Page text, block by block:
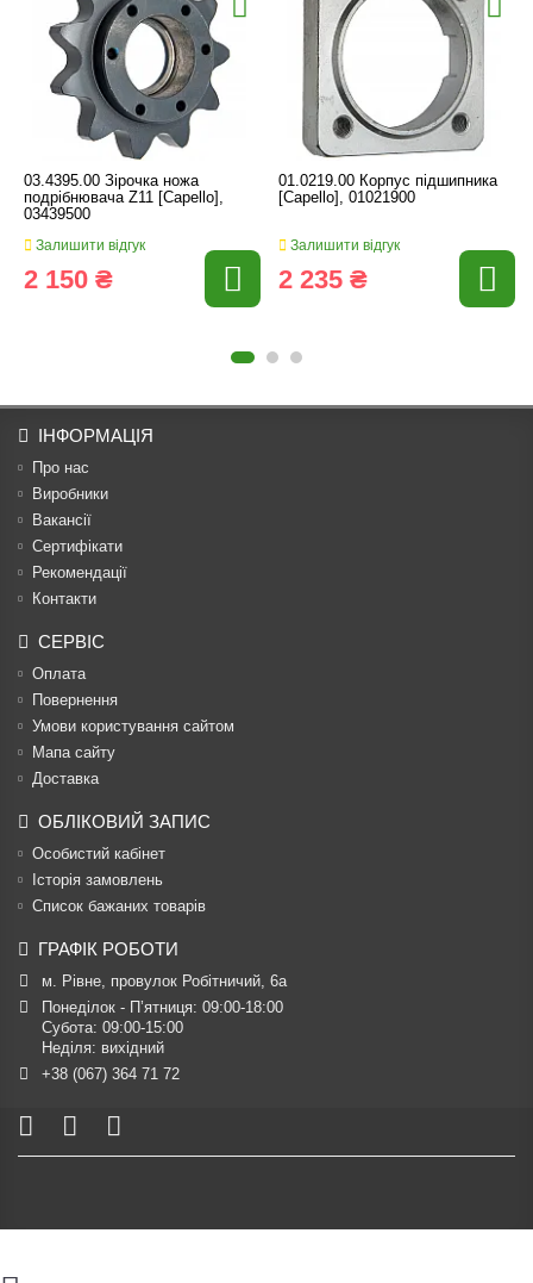
03.4395.00 Зірочка ножа
подрібнювача Z11 [Capello],
03439500
Залишити відгук
2 150 ₴
01.0219.00 Корпус підшипника
[Capello], 01021900
Залишити відгук
2 235 ₴
ІНФОРМАЦІЯ
Про нас
Виробники
Вакансії
Сертифікати
Рекомендації
Контакти
СЕРВІС
Оплата
Повернення
Умови користування сайтом
Мапа сайту
Доставка
ОБЛІКОВИЙ ЗАПИС
Особистий кабінет
Історія замовлень
Список бажаних товарів
ГРАФІК РОБОТИ
м. Рівне, провулок Робітничий, 6а
Понеділок - П’ятниця: 09:00-18:00
Субота: 09:00-15:00
Неділя: вихідний
+38 (067) 364 71 72